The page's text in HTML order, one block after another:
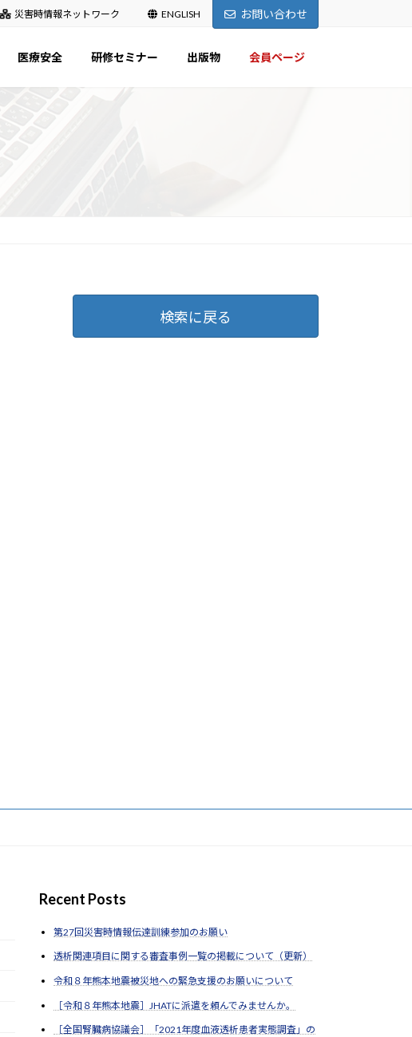
災害時情報ネットワーク ENGLISH お問い合わせ
医療安全 研修セミナー 出版物 会員ページ
検索に戻る
Recent Posts
第27回災害時情報伝達訓練参加のお願い
透析関連項目に関する審査事例一覧の掲載について（更新）
令和８年熊本地震被災地への緊急支援のお願いについて
［令和８年熊本地震］JHATに派遣を頼んでみませんか。
［全国腎臓病協議会］「2021年度血液透析患者実態調査」の